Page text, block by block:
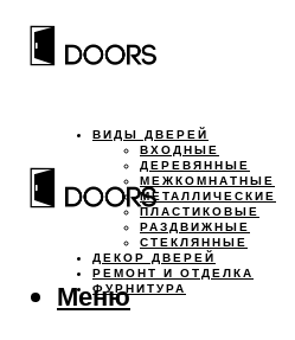
ВИДЫ ДВЕРЕЙ
ВХОДНЫЕ
ДЕРЕВЯННЫЕ
МЕЖКОМНАТНЫЕ
МЕТАЛЛИЧЕСКИЕ
ПЛАСТИКОВЫЕ
РАЗДВИЖНЫЕ
СТЕКЛЯННЫЕ
ДЕКОР ДВЕРЕЙ
РЕМОНТ И ОТДЕЛКА
ФУРНИТУРА
Меню